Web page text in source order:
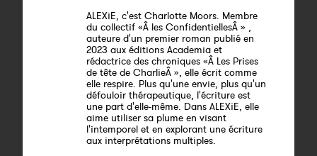
ALEXiE, c'est Charlotte Moors. Membre
du collectif «Â les ConfidentiellesÂ » ,
auteure d'un premier roman publié en
2023 aux éditions Academia et
rédactrice des chroniques «Â Les Prises
de tête de CharlieÂ », elle écrit comme
elle respire. Plus qu'une envie, plus qu'un
défouloir thérapeutique, l'écriture est
une part d'elle-même. Dans ALEXiE, elle
aime utiliser sa plume en visant
l'intemporel et en explorant une écriture
aux interprétations multiples.